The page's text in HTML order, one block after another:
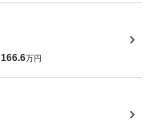
166.6万円